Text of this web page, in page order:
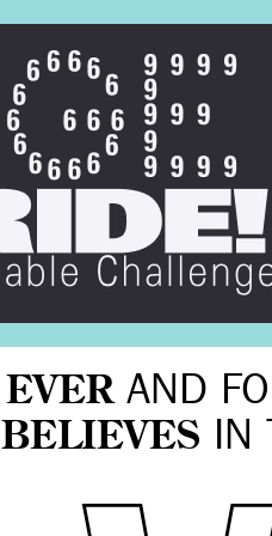
EVERAND
BELIEVES IN